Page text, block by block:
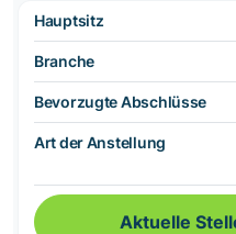
Hauptsitz
Branche
Bevorzugte Abschlüsse
Art der Anstellung
Aktuelle